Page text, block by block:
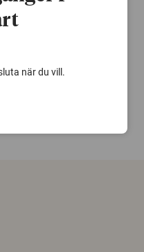
medelinkomstländer,
global studie där
när du vill.